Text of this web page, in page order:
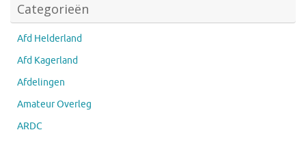
Categorieën
Afd Helderland
Afd Kagerland
Afdelingen
Amateur Overleg
ARDC